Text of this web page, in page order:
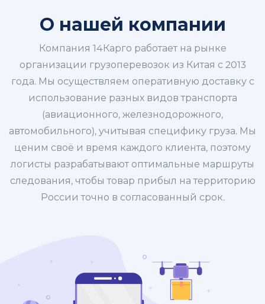
О нашей компании
Компания 14Карго работает на рынке
организации грузоперевозок из Китая с 2013
года. Мы осуществляем оперативную доставку с
использование разных видов транспорта
(авиационного, железнодорожного,
автомобильного), учитывая специфику груза. Мы
ценим своё и время каждого клиента, поэтому
логисты разрабатывают оптимальные маршруты
следования, чтобы товар прибыл на территорию
России точно в согласованный срок.